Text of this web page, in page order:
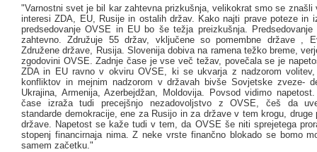
"Varnostni svet je bil kar zahtevna prizkušnja, velikokrat smo se znašli
interesi ZDA, EU, Rusije in ostalih držav. Kako najti prave poteze in
predsedovanje OVSE in EU bo še težja preizkušnja.
zahtevno. Združuje 55 držav, vključene so pomembne države ,
Združene države, Rusija. Slovenija dobiva na ramena težko breme,
zgodovini OVSE. Zadnje čase je vse več težav, povečala se je
ZDA in EU ravno v okviru OVSE, ki se ukvarja z nadzorom
konfliktov in mejnim nadzorom v državah bivše Sovjetske zveze-
Ukrajina, Armenija, Azerbejdžan, Moldovija. Povsod vidimo
čase izraža tudi precejšnjo nezadovoljstvo z OVSE, češ da
standarde demokracije, ene za Rusijo in za države v tem krogu, druge
države. Napetost se kaže tudi v tem, da OVSE še niti sprejetega
stopenj financirnaja nima. Z neke vrste finančno blokado se bomo
samem začetku."